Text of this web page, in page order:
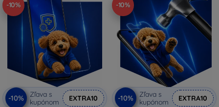
-10%
-10%
Zľava s
kupónom
EXTRA10
-10%
-10%
Zľava s
kupónom
EXTRA10